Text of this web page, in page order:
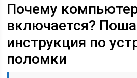
Почему
включается?
инструкция по
поломки